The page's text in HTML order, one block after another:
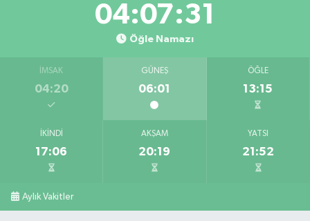
04:07:31
Öğle Namazı
İMSAK
04:20
GÜNEŞ
06:01
ÖĞLE
13:15
İKINDI
17:06
AKŞAM
20:19
YATSI
21:52
Aylık Vakitler